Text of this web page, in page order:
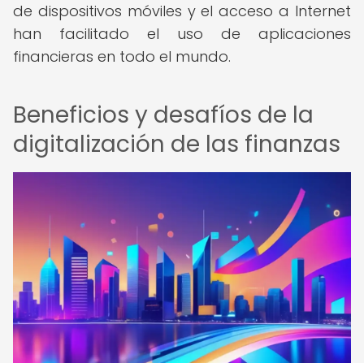
de dispositivos móviles y el acceso a Internet
han facilitado el uso de aplicaciones
financieras en todo el mundo.
Beneficios y desafíos de la
digitalización de las finanzas